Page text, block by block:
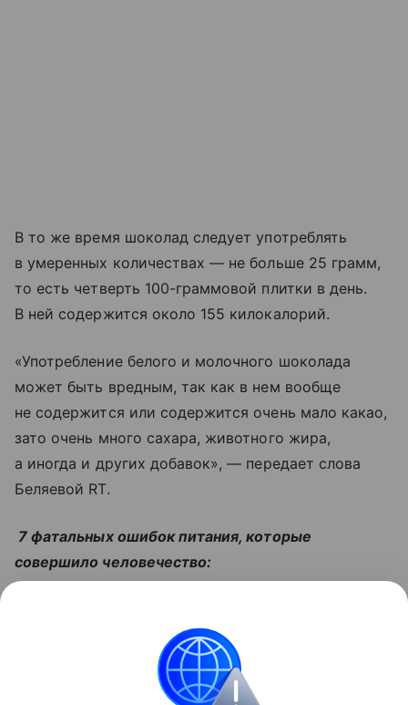
В то же время шоколад следует употреблять
в умеренных количествах — не больше 25 грамм,
то есть четверть 100-граммовой плитки в день.
В ней содержится около 155 килокалорий.
«Употребление белого и молочного шоколада
может быть вредным, так как в нем вообще
не содержится или содержится очень мало какао,
зато очень много сахара, животного жира,
а иногда и других добавок», — передает слова
Беляевой RT.
7 фатальных ошибок питания, которые
совершило человечество: